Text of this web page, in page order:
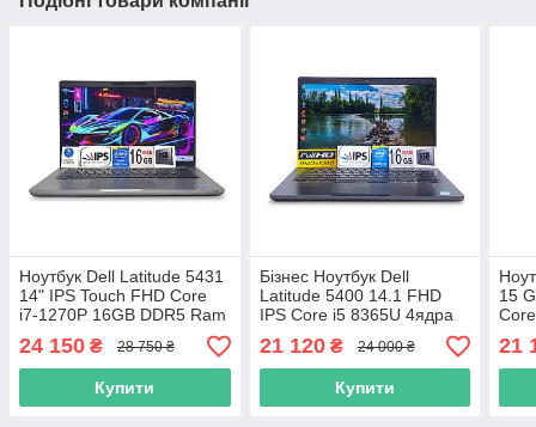
Ноутбук Dell Latitude 5431
14" IPS Touch FHD Core
i7-1270P 16GB DDR5 Ram
SSD256GB Intel Iris Xe
Graphics
24 150 ₴ 28 750 ₴
Купити
Бізнес Ноутбук Dell
Latitude 5400 14.1 FHD
IPS Core i5 8365U 4ядра
Ram 8GB SSD 256GB Intel
UHD Graphics 620
21 120₴ 24 000 ₴
Купити
15
21